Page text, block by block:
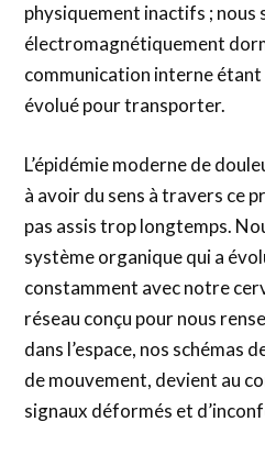
physiquement inactifs ; nous
électromagnétiquement
communication interne étant
évolué pour transporter.
L’épidémie moderne de
à avoir du sens à travers ce
pas assis trop longtemps.
système organique qui a
constamment avec notre
réseau conçu pour nous
dans l’espace, nos schémas
de mouvement, devient au
signaux déformés et